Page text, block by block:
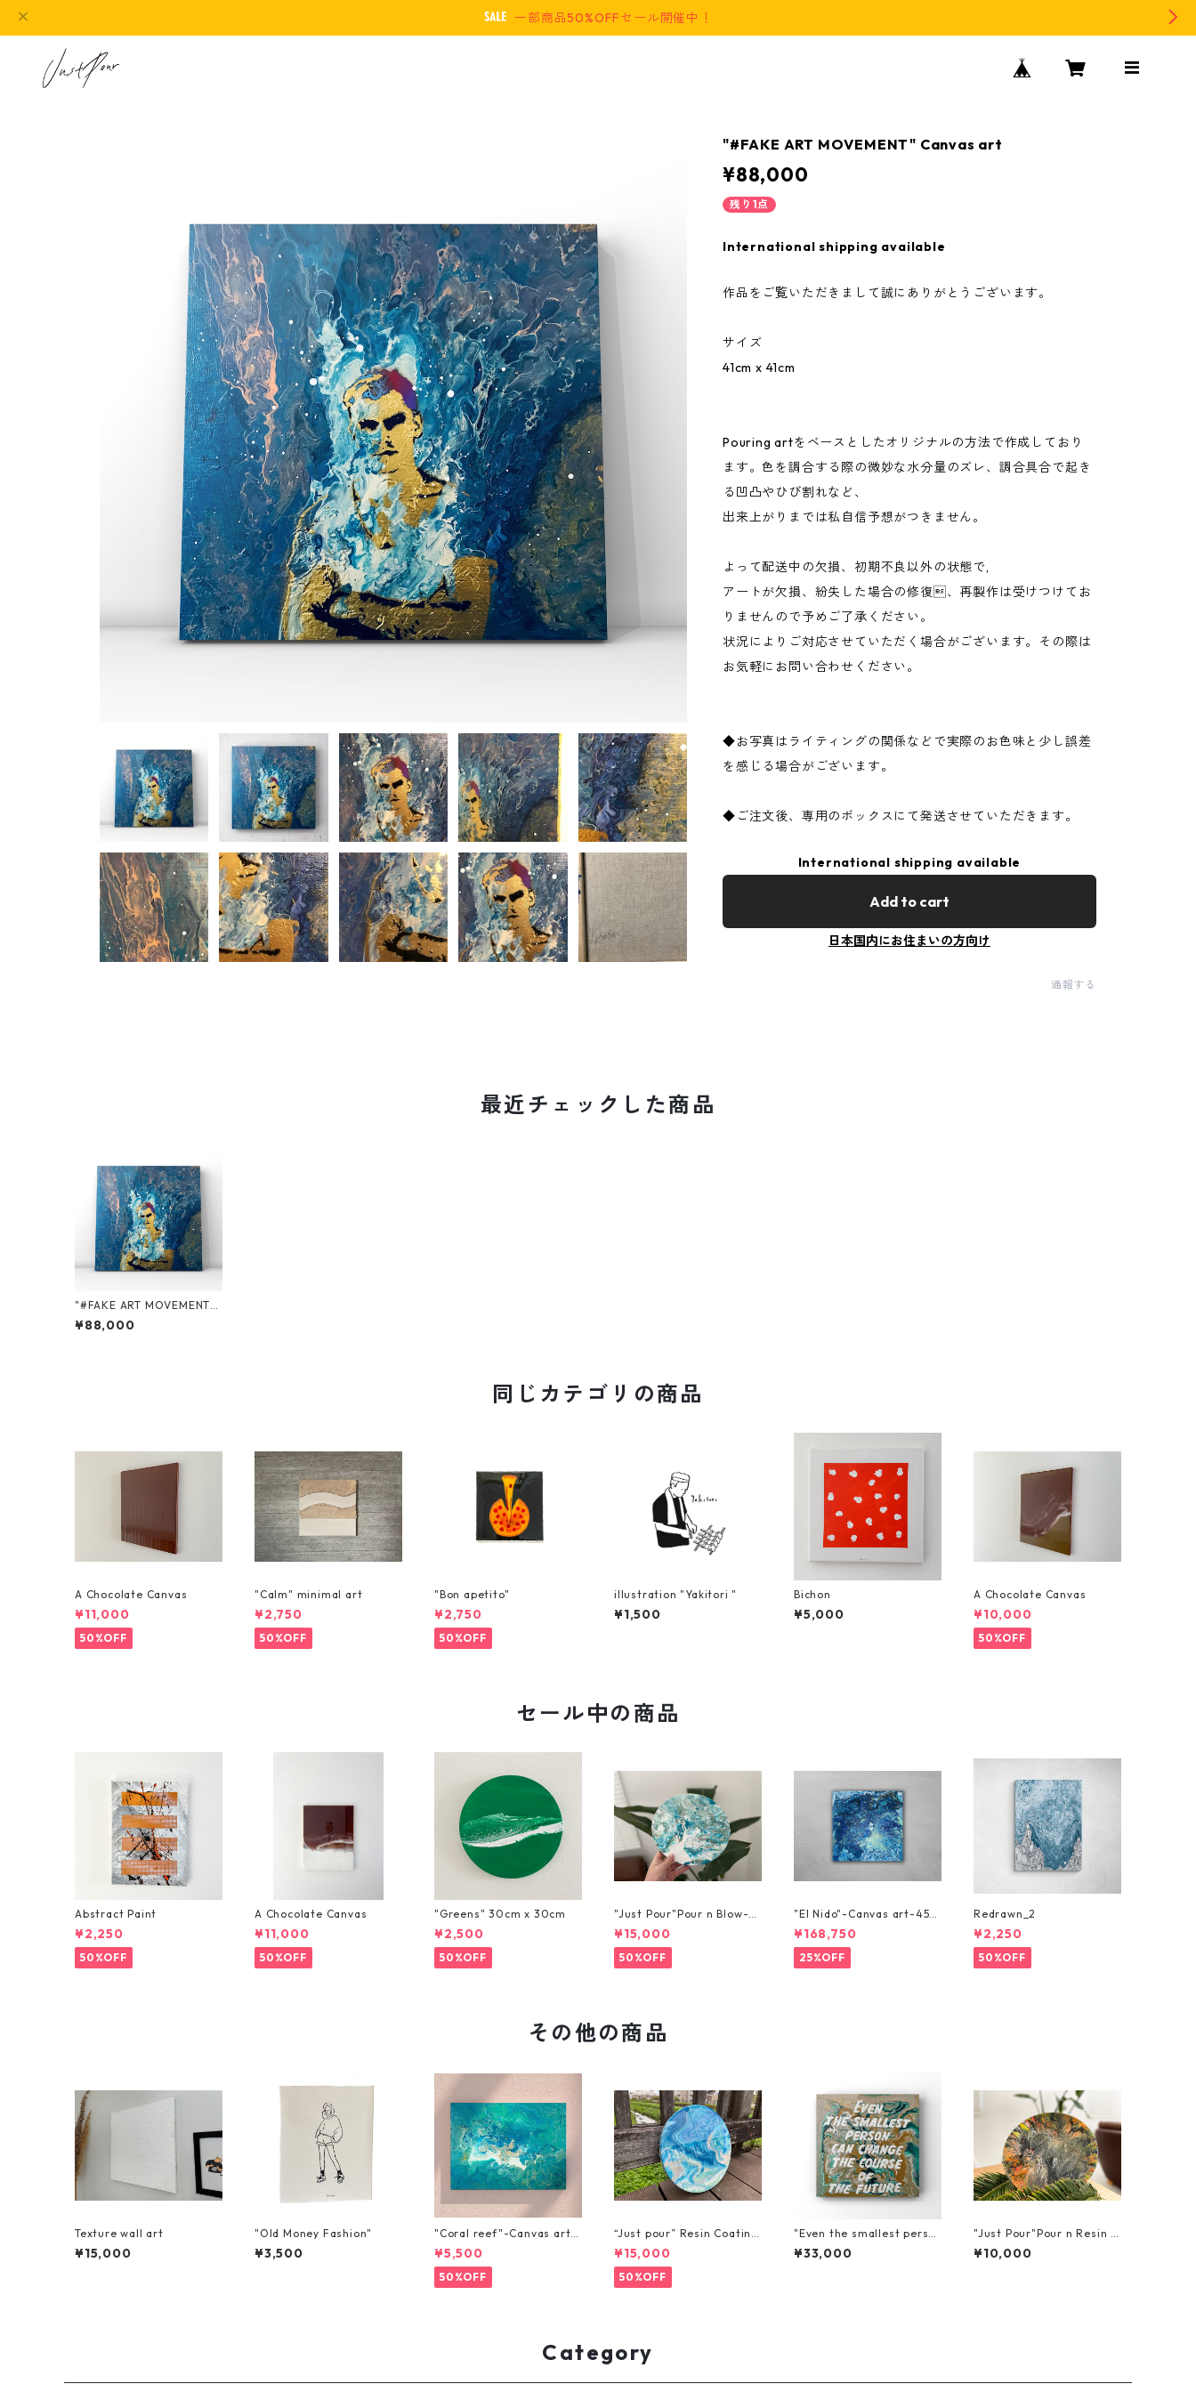
一部商品50%OFFセール開催中！
"#FAKE ART MOVEMENT" Canvas art
¥88,000
残り1点
International shipping available
作品をご覧いただきまして誠にありがとうございます。
サイズ
41cm x 41cm
Pouring artをベースとしたオリジナルの方法で作成しており
ます。色を調合する際の微妙な水分量のズレ、調合具合で起き
る凹凸やひび割れなど、
出来上がりまでは私自信予想がつきません。
よって配送中の欠損、初期不良以外の状態で,
アートが欠損、紛失した場合の修復、再製作は受けつけてお
りませんので予めご了承ください。
状況によりご対応させていただく場合がございます。その際は
お気軽にお問い合わせください。
◆お写真はライティングの関係などで実際のお色味と少し誤差
を感じる場合がございます。
◆ご注文後、専用のボックスにて発送させていただきます。
International shipping available
Add to cart
日本国内にお住まいの方向け
通報する
最近チェックした商品
"#FAKE ART MOVEMENT"
Canvas art
¥88,000
同じカテゴリの商品
A Chocolate Canvas
¥11,000
50%OFF
"Calm" minimal art
¥2,750
50%OFF
"Bon apetito"
¥2,750
50%OFF
illustration "Yakitori "
¥1,500
Bichon
¥5,000
A Chocolate Canvas
¥10,000
50%OFF
セール中の商品
Abstract Paint
¥2,250
50%OFF
A Chocolate Canvas
¥11,000
50%OFF
"Greens" 30cm x 30cm
¥2,500
50%OFF
"Just Pour"Pour n Blow-3
0cm x 30cm
¥15,000
50%OFF
"El Nido"-Canvas art-45c
m x 45cm
¥168,750
25%OFF
Redrawn_2
¥2,250
50%OFF
その他の商品
Texture wall art
¥15,000
"Old Money Fashion"
¥3,500
"Coral reef"-Canvas art-
40x32
¥5,500
50%OFF
“Just pour” Resin Coating
(01) "Pouring on a Round
canvas"-30cm x 30cm
¥15,000
50%OFF
"Even the smallest perso
n can change the course
of the future."
¥33,000
"Just Pour"Pour n Resin 3
0cm x 30cm
¥10,000
Category